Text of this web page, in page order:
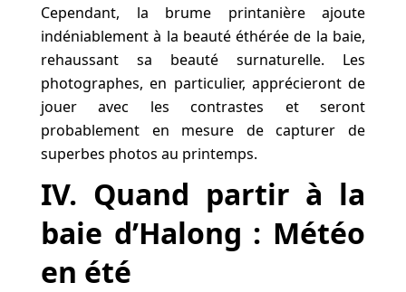
Cependant, la brume printanière ajoute
indéniablement à la beauté éthérée de la baie,
rehaussant sa beauté surnaturelle. Les
photographes, en particulier, apprécieront de
jouer avec les contrastes et seront
probablement en mesure de capturer de
superbes photos au printemps.
IV. Quand partir à la
baie d’Halong : Météo
en été